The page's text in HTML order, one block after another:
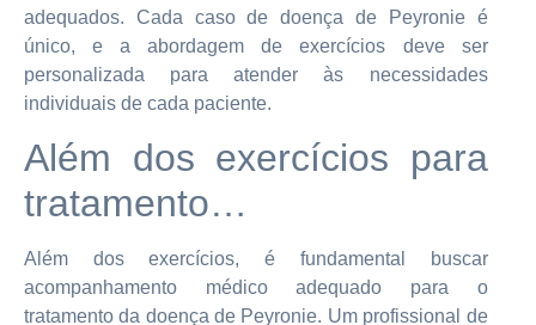
adequados. Cada caso de doença de Peyronie é
único, e a abordagem de exercícios deve ser
personalizada para atender às necessidades
individuais de cada paciente.
Além dos exercícios para
tratamento…
Além dos exercícios, é fundamental buscar
acompanhamento médico adequado para o
tratamento da doença de Peyronie. Um profissional de